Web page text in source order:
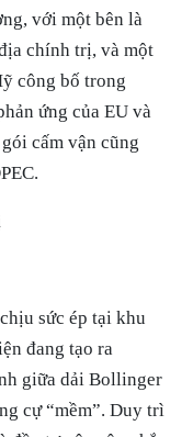
với một bên là
chính trị, và một
công bố trong
ứng của EU và
cấm vận cũng
sức ép tại khu
đang tạo ra
giữa dải Bollinger
cự “mềm”. Duy trì